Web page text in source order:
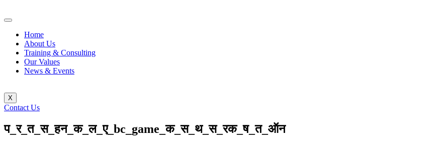
Home
About Us
Training & Consulting
Our Values
News & Events
X
Contact Us
प_र_त_स_हन_क_ल_ए_bc_game_क_स_थ_स_रक_ष_त_ऑन